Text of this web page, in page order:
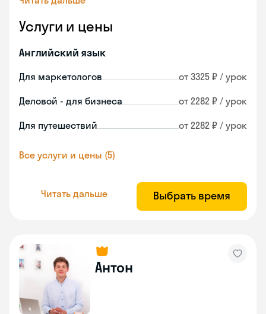
Услуги и цены
Английский язык
Для маркетологов от 3325 ₽ / урок
Деловой - для бизнеса от 2282 ₽ / урок
Для путешествий от 2282 ₽ / урок
Все услуги и цены (5)
Читать дальше Выбрать время
Антон